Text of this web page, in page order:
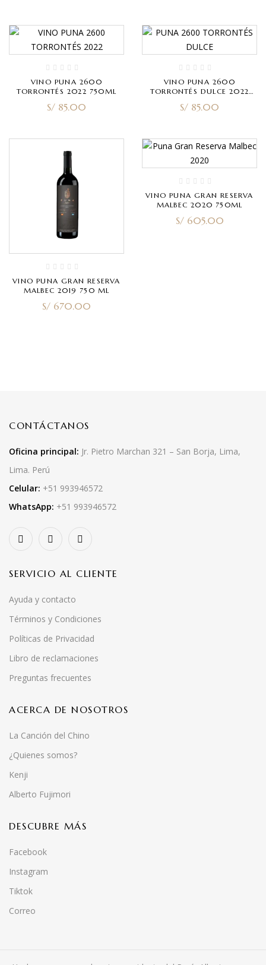
VINO PUNA 2600
TORRONTÉS 2022 750ML
S/ 85.00
VINO PUNA 2600
TORRONTÉS DULCE 2022
S/ 85.00
VINO PUNA GRAN RESERVA
MALBEC 2019 750 ML
S/ 670.00
VINO PUNA GRAN RESERVA
MALBEC 2020 750ML
S/605.00
CONTÁCTANOS
Oficina principal: Jr. Pietro Marchan 321 – San Borja, Lima,
Lima. Perú
Celular: +51 993946572
WhatsApp: +51 993946572
SERVICIO AL CLIENTE
Ayuda y contacto
Términos y Condiciones
Políticas de Privacidad
Libro de reclamaciones
Preguntas frecuentes
ACERCA DE NOSOTROS
La Canción del Chino
¿Quienes somos?
Kenji
Alberto Fujimori
DESCUBRE MÁS
Facebook
Instagram
Tiktok
Correo